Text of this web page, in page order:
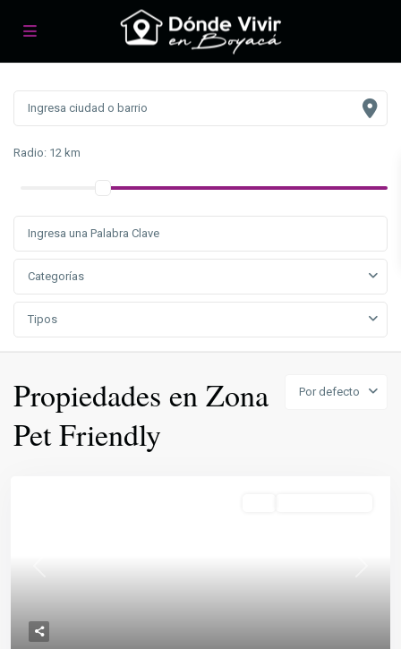
Radio: 12 km
Categorías
Tipos
Por defecto
Propiedades en Zona
Pet Friendly